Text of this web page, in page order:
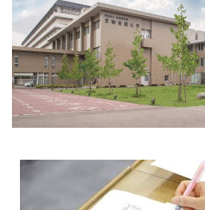
大学院【博士前期課程】
大学院【博士後期課程】
看護の智協働開発センター